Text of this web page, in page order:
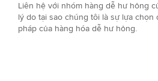
Liên hệ với nhóm hàng dễ hư hỏng
lý do tại sao chúng tôi là sự lựa chọn
pháp của hàng hóa dễ hư hỏng.